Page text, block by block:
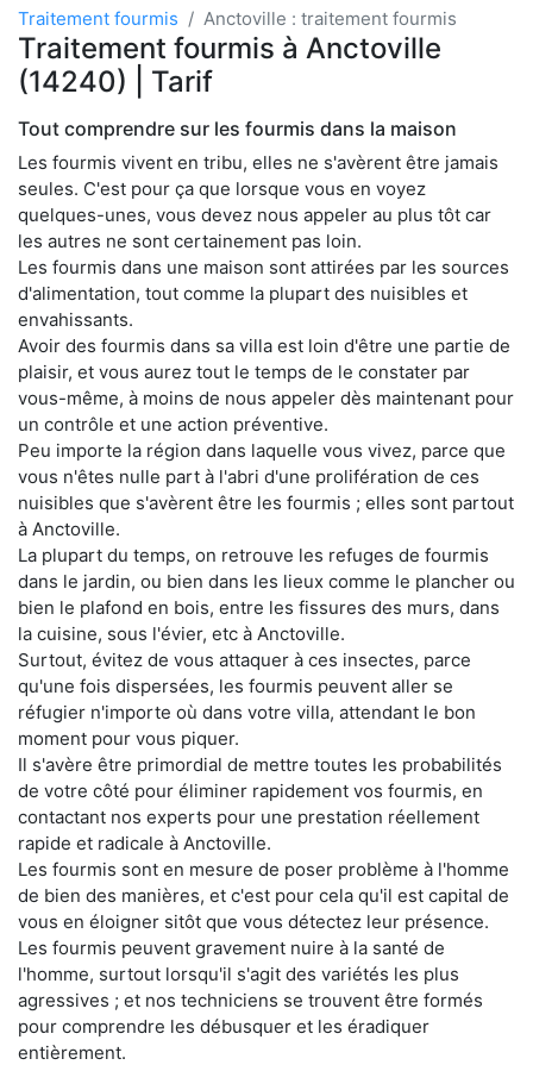
Traitement fourmis Anctoville : traitement fourmis
Traitement fourmis à Anctoville
(14240) | Tarif
Tout comprendre sur les fourmis dans la maison
Les fourmis vivent en tribu, elles ne s'avèrent être jamais
seules. C'est pour ça que lorsque vous en voyez
quelques-unes, vous devez nous appeler au plus tôt car
les autres ne sont certainement pas loin.
Les fourmis dans une maison sont attirées par les sources
d'alimentation, tout comme la plupart des nuisibles et
envahissants.
Avoir des fourmis dans sa villa est loin d'être une partie de
plaisir, et vous aurez tout le temps de le constater par
vous-même, à moins de nous appeler dès maintenant pour
un contrôle et une action préventive.
Peu importe la région dans laquelle vous vivez, parce que
vous n'êtes nulle part à l'abri d'une prolifération de ces
nuisibles que s'avèrent être les fourmis ; elles sont partout
à Anctoville.
La plupart du temps, on retrouve les refuges de fourmis
dans le jardin, ou bien dans les lieux comme le plancher ou
bien le plafond en bois, entre les fissures des murs, dans
la cuisine, sous l'évier, etc à Anctoville.
Surtout, évitez de vous attaquer à ces insectes, parce
qu'une fois dispersées, les fourmis peuvent aller se
réfugier n'importe où dans votre villa, attendant le bon
moment pour vous piquer.
Il s'avère être primordial de mettre toutes les probabilités
de votre côté pour éliminer rapidement vos fourmis, en
contactant nos experts pour une prestation réellement
rapide et radicale à Anctoville.
Les fourmis sont en mesure de poser problème à l'homme
de bien des manières, et c'est pour cela qu'il est capital de
vous en éloigner sitôt que vous détectez leur présence.
Les fourmis peuvent gravement nuire à la santé de
l'homme, surtout lorsqu'il s'agit des variétés les plus
agressives ; et nos techniciens se trouvent être formés
pour comprendre les débusquer et les éradiquer
entièrement.